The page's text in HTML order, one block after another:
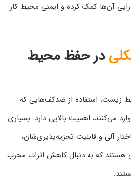
آن‌ها کمک کرده و ایمنی محیط کار
در حفظ محیط
زیست، استفاده از ضدکف‌هایی که
می‌کنند، اهمیت بالایی دارد. بسیاری
آلی و قابلیت تجزیه‌پذیری‌شان،
هستند که به دنبال کاهش اثرات مخرب